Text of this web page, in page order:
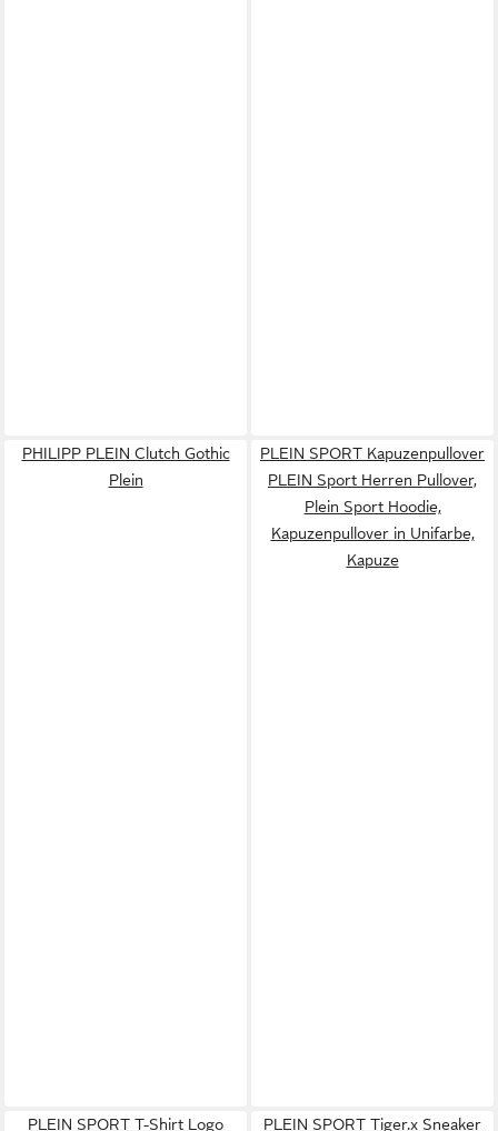
PHILIPP PLEIN Clutch Gothic
Plein
PLEIN SPORT Kapuzenpullover
PLEIN Sport Herren Pullover,
Plein Sport Hoodie,
Kapuzenpullover in Unifarbe,
Kapuze
PLEIN SPORT T-Shirt Logo PLEIN SPORT Tiger.x Sneaker